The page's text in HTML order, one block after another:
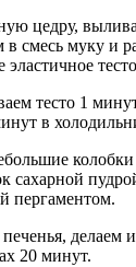
цедру,
смесь муку и
тесто 1
в
сахарной
пергаментом.
делаем
20 минут.